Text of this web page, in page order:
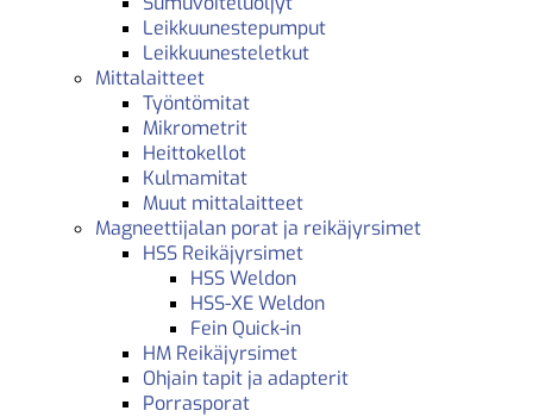
Leikkuunestepumput
Leikkuunesteletkut
Mittalaitteet
Työntömitat
Mikrometrit
Heittokellot
Kulmamitat
Muut mittalaitteet
Magneettijalan porat ja reikäjyrsimet
HSS Reikäjyrsimet
HSS Weldon
HSS-XE Weldon
Fein Quick-in
HM Reikäjyrsimet
Ohjain tapit ja adapterit
Porrasporat